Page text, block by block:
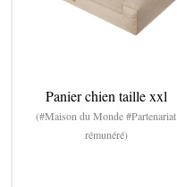
Panier chien taille xxl
(#Maison du Monde #Partenariat
rémunéré)